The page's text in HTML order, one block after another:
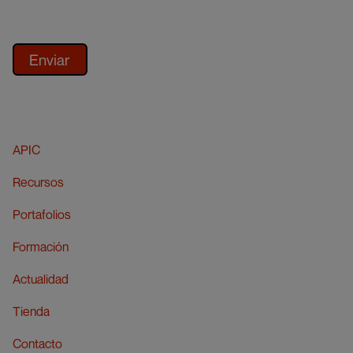
APIC
Recursos
Portafolios
Formación
Actualidad
Tienda
Contacto